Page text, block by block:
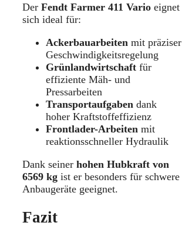
Der Fendt Farmer 411 Vario eignet
sich ideal für:
Ackerbauarbeiten mit präziser
Geschwindigkeitsregelung
Grünlandwirtschaft für
effiziente Mäh- und
Pressarbeiten
Transportaufgaben dank
hoher Kraftstoffeffizienz
Frontlader-Arbeiten mit
reaktionsschneller Hydraulik
Dank seiner hohen Hubkraft von
6569 kg ist er besonders für schwere
Anbaugeräte geeignet.
Fazit